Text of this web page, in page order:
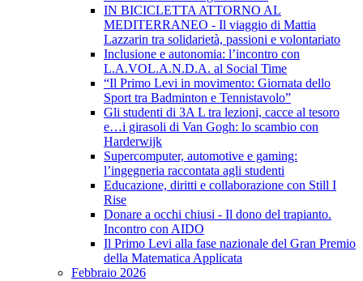
IN BICICLETTA ATTORNO AL
MEDITERRANEO - Il viaggio di Mattia
Lazzarin tra solidarietà, passioni e volontariato
Inclusione e autonomia: l’incontro con
L.A.VOL.A.N.D.A. al Social Time
“Il Primo Levi in movimento: Giornata dello
Sport tra Badminton e Tennistavolo”
Gli studenti di 3A L tra lezioni, cacce al tesoro
e…i girasoli di Van Gogh: lo scambio con
Harderwijk
Supercomputer, automotive e gaming:
l’ingegneria raccontata agli studenti
Educazione, diritti e collaborazione con Still I
Rise
Donare a occhi chiusi - Il dono del trapianto.
Incontro con AIDO
Il Primo Levi alla fase nazionale del Gran Premio
della Matematica Applicata
Febbraio 2026